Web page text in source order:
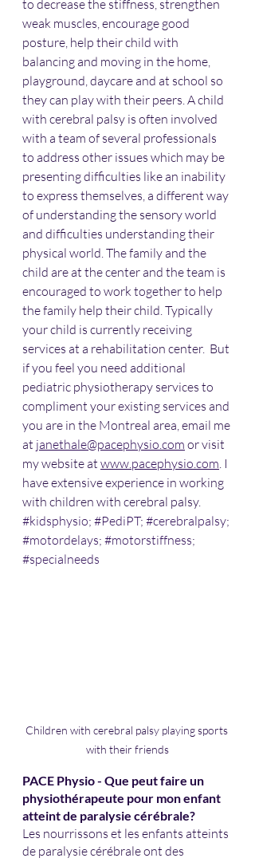
to decrease the stiffness, strengthen
weak muscles, encourage good
posture, help their child with
balancing and moving in the home,
playground, daycare and at school so
they can play with their peers. A child
with cerebral palsy is often involved
with a team of several professionals
to address other issues which may be
presenting difficulties like an inability
to express themselves, a different way
of understanding the sensory world
and difficulties understanding their
physical world. The family and the
child are at the center and the team is
encouraged to work together to help
the family help their child. Typically
your child is currently receiving
services at a rehabilitation center.  But
if you feel you need additional
pediatric physiotherapy services to
compliment your existing services and
you are in the Montreal area, email me
at janethale@pacephysio.com or visit
my website at www.pacephysio.com. I
have extensive experience in working
with children with cerebral palsy.
#kidsphysio; #PediPT; #cerebralpalsy;
#motordelays; #motorstiffness;
#specialneeds
Children with cerebral palsy playing sports
with their friends
PACE Physio - Que peut faire un
physiothérapeute pour mon enfant
atteint de paralysie cérébrale?
Les nourrissons et les enfants atteints
de paralysie cérébrale ont des